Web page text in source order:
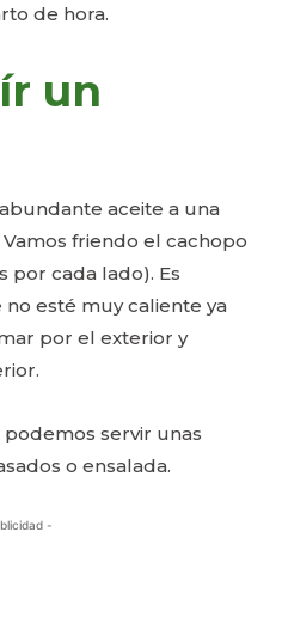
de hora.
un
aceite a una
friendo el cachopo
por cada lado). Es
esté muy caliente ya
por el exterior y
servir unas
o ensalada.
-